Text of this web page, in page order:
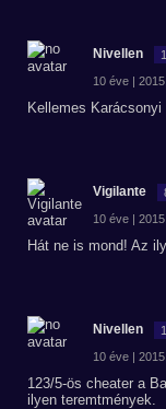
Nivellen
10 éve |
Kellemes
Vigilante
10 éve |
Hát ne is mond! Az
Nivellen
10 éve |
123/5-ös cheater a
ilyen teremtmények.